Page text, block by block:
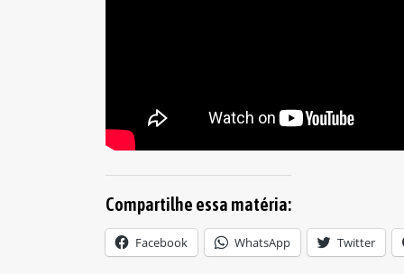
Compartilhe essa matéria:
Facebook WhatsApp Twitter